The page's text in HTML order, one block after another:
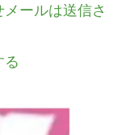
ールは送信さ
る